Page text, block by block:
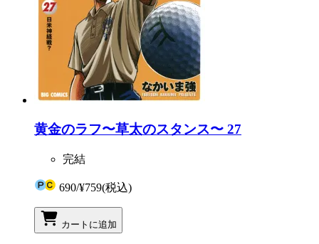
黄金のラフ〜草太のスタンス〜 27
完結
690/¥759(税込)
カートに追加